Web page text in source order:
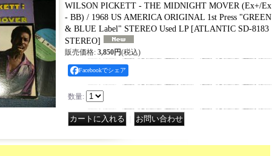
WILSON PICKETT - THE MIDNIGHT MOVER (Ex+/Ex
- BB) / 1968 US AMERICA ORIGINAL 1st Press "GREEN
& BLUE Label" STEREO Used LP [ATLANTIC SD-8183
STEREO]
販売価格: 3,850円(税込)
Facebookでシェア
数量: